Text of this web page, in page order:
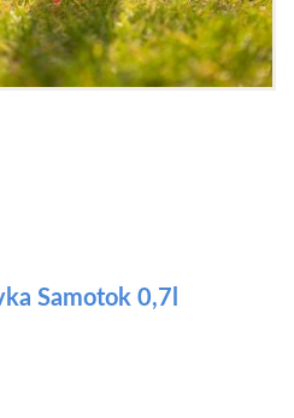
Samotok 0,7l